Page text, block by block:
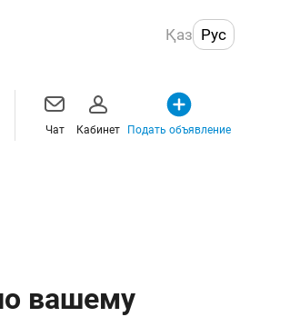
Қаз Рус
Чат Кабинет Подать объявление
вашему